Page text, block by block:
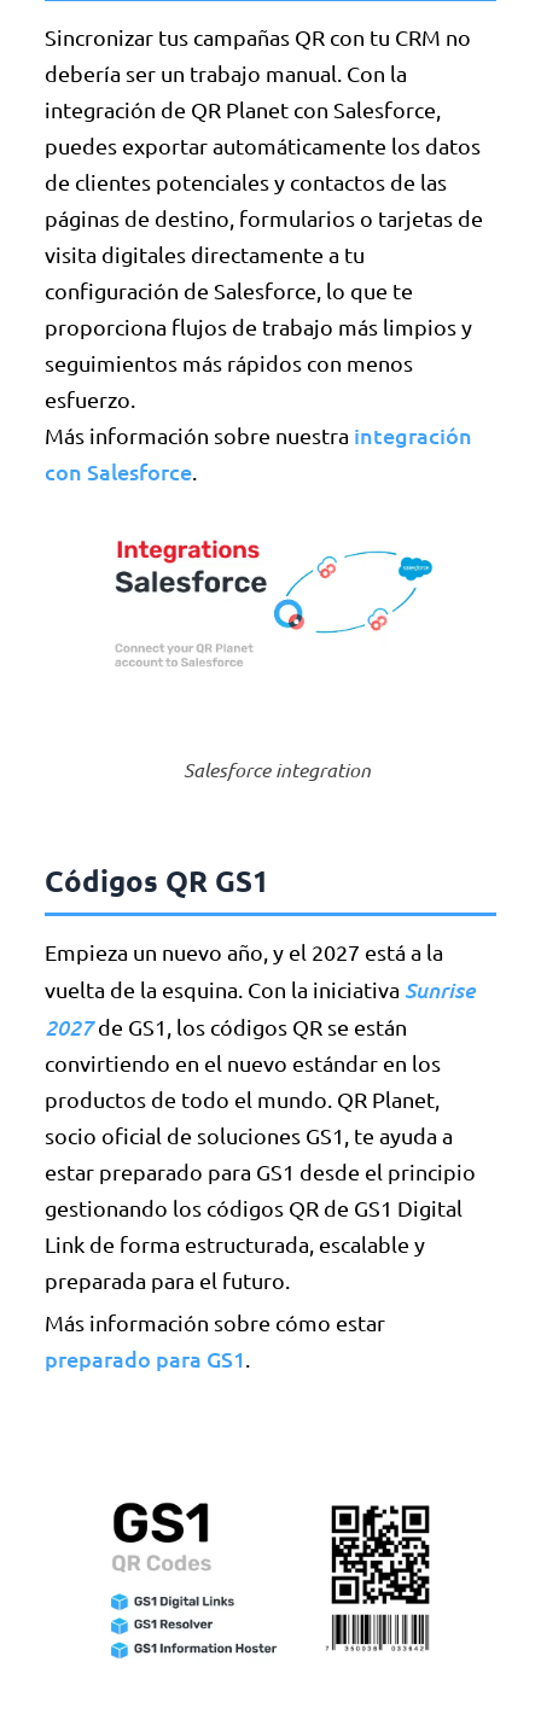
Sincronizar tus campañas QR con tu CRM no
debería ser un trabajo manual. Con la
integración de QR Planet con Salesforce,
puedes exportar automáticamente los datos
de clientes potenciales y contactos de las
páginas de destino, formularios o tarjetas de
visita digitales directamente a tu
configuración de Salesforce, lo que te
proporciona flujos de trabajo más limpios y
seguimientos más rápidos con menos
esfuerzo.
Más información sobre nuestra integración
con Salesforce
Salesforce integration
Códigos QR GS1
Empieza un nuevo año, y el 2027 está a la
vuelta de la esquina. Con la iniciativaSunrise
2027de GS1, los códigos QR se están
convirtiendo en el nuevo estándar en los
productos de todo el mundo. QR Planet,
socio oficial de soluciones GS1, te ayuda a
estar preparado para GS1 desde el principio
gestionando los códigos QR de GS1 Digital
Link de forma estructurada, escalable y
preparada para el futuro.
Más información sobre cómo estar
preparado para GS1.